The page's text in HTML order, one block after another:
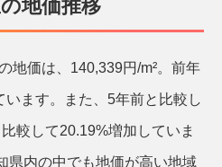
地価推移
地価は、140,339円/m²。前年
います。また、5年前と比較し
較して20.19%増加していま
県内の中でも地価が高い地域